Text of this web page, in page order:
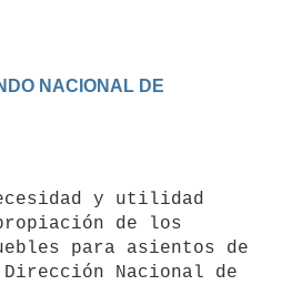
NACIONAL DE
y utilidad
de los
para asientos de
Nacional de